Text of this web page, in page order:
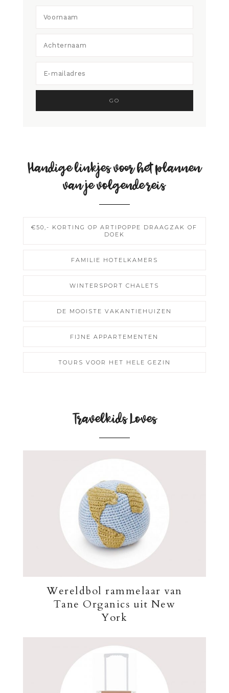
Handige linkjes voor het plannen
van je volgende reis
€50,- KORTING OP ARTIPOPPE DRAAGZAK OF
DOEK
FAMILIE HOTELKAMERS
WINTERSPORT CHALETS
DE MOOISTE VAKANTIEHUIZEN
FIJNE APPARTEMENTEN
TOURS VOOR HET HELE GEZIN
Travelkids Loves
Wereldbol rammelaar van
Tane Organics uit New
York